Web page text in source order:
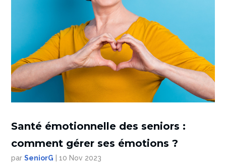
Santé émotionnelle des seniors :
comment gérer ses émotions ?
parSeniorG |10 Nov 2023